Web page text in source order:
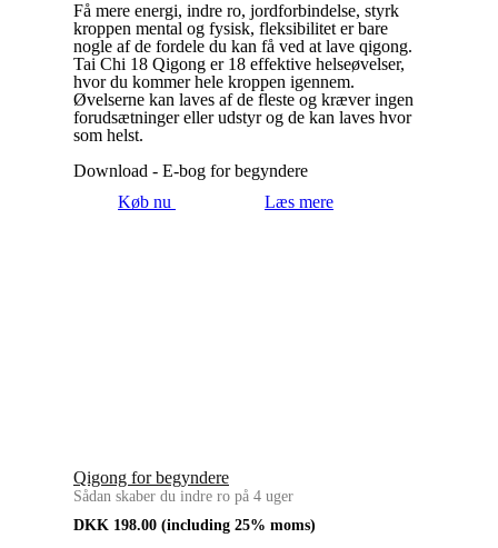
Få mere energi, indre ro, jordforbindelse, styrk
kroppen mental og fysisk, fleksibilitet er bare
nogle af de fordele du kan få ved at lave qigong.
Tai Chi 18 Qigong er 18 effektive helseøvelser,
hvor du kommer hele kroppen igennem.
Øvelserne kan laves af de fleste og kræver ingen
forudsætninger eller udstyr og de kan laves hvor
som helst.
Download - E-bog for begyndere
Køb nu
Læs mere
Qigong for begyndere
Sådan skaber du indre ro på 4 uger
DKK 198.00 (including 25% moms)